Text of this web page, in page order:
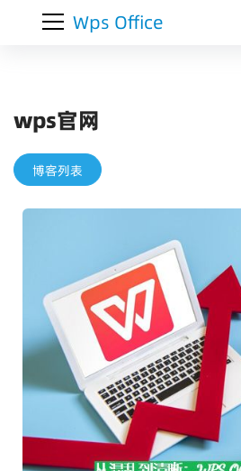
Wps Office
wps官网
博客列表